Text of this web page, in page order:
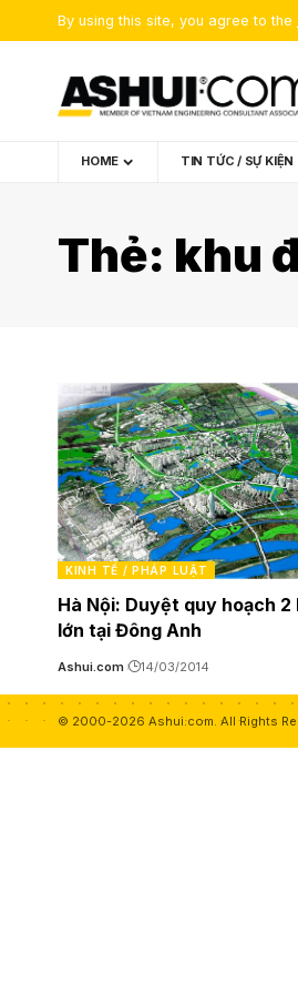
By using this site, you agree to the
HOME TIN TỨC / SỰ KIỆN
Thẻ: khu
KINH TẾ / PHÁP LUẬT
Hà Nội: Duyệt quy hoạch 2
lớn tại Đông Anh
Ashui.com 14/03/2014
© 2000-2026 Ashui.com. All Rights